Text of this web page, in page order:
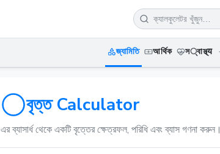
জ্যামিতি আর্থিক স्বাস্থ্य
বৃত্ত Calculator
এর ব্যাসার্ধ থেকে একটি বৃত্তের ক্ষেত্রফল, পরিধি এবং ব্যাস গণনা করুন।